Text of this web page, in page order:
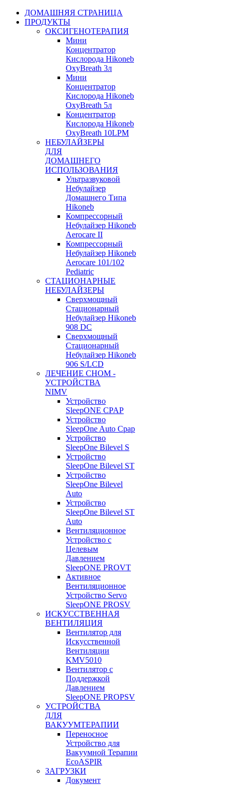
ДОМАШНЯЯ СТРАНИЦА
ПРОДУКТЫ
ОКСИГЕНОТЕРАПИЯ
Мини
Концентратор
Кислорода Hikoneb
OxyBreath 3л
Мини
Концентратор
Кислорода Hikoneb
OxyBreath 5л
Концентратор
Кислорода Hikoneb
OxyBreath 10LPM
НЕБУЛАЙЗЕРЫ
ДЛЯ
ДОМАШНЕГО
ИСПОЛЬЗОВАНИЯ
Ультразвуковой
Небулайзер
Домашнего Типа
Hikoneb
Компрессорный
Небулайзер Hikoneb
Aerocare II
Компрессорный
Небулайзер Hikoneb
Aerocare 101/102
Pediatric
СТАЦИОНАРНЫЕ
НЕБУЛАЙЗЕРЫ
Сверхмощный
Стационарный
Небулайзер Hikoneb
908 DC
Сверхмощный
Стационарный
Небулайзер Hikoneb
906 S/LCD
ЛЕЧЕНИЕ СНОМ -
УСТРОЙСТВА
NIMV
Устройство
SleepONE CPAP
Устройство
SleepOne Auto Cpap
Устройство
SleepOne Bilevel S
Устройство
SleepOne Bilevel ST
Устройство
SleepOne Bilevel
Auto
Устройство
SleepOne Bilevel ST
Auto
Вентиляционное
Устройство с
Целевым
Давлением
SleepONE PROVT
Активное
Вентиляционное
Устройство Servo
SleepONE PROSV
ИСКУССТВЕННАЯ
ВЕНТИЛЯЦИЯ
Вентилятор для
Искусственной
Вентиляции
KMV5010
Вентилятор с
Поддержкой
Давлением
SleepONE PROPSV
УСТРОЙСТВА
ДЛЯ
ВАКУУМТЕРАПИИ
Переносное
Устройство для
Вакуумной Терапии
EcoASPIR
ЗАГРУЗКИ
Документ